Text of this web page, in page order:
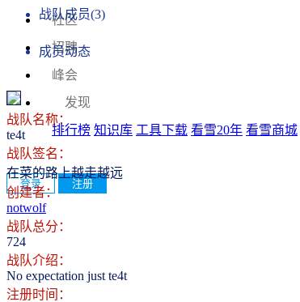
社区
招聘
峰会
发现
排行榜 知识库 工具下载 看雪20年 看雪商城
登录 注册
战队成员(3)
成员动态
战队名称：
te4t
战队签名：
在菜的路上越走越远
创建者：
notwolf
战队总分：
724
战队介绍：
No expectation just te4t
注册时间：